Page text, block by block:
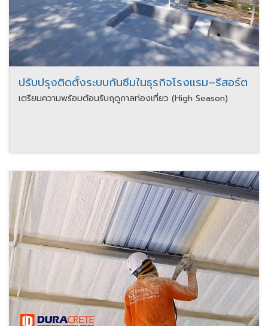
ปรับปรุงติดตั้งระบบกันซึมในธุรกิจโรงแรม–รีสอร์ต
เตรียมความพร้อมต้อนรับฤดูกาลท่องเที่ยว (High Season)